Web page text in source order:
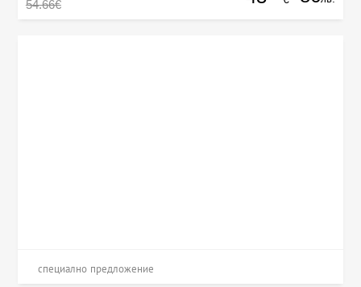
54.66€
специално предложение